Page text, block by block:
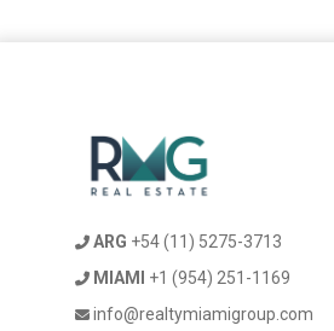
ARG +54 (11) 5275-3713
MIAMI
+1 (954) 251-1169
info@realtymiamigroup.com